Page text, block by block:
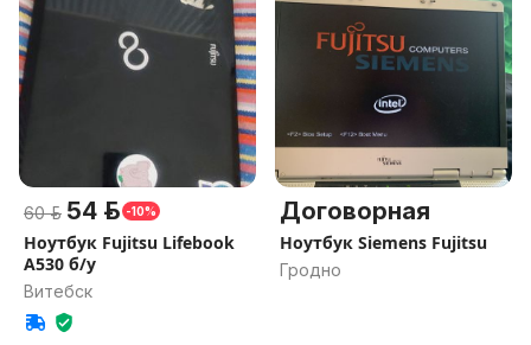
60 р. 54 р. -10%
Ноутбук Fujitsu Lifebook
A530 б/у
Витебск
Договорная
Ноутбук Siemens Fujitsu
Гродно